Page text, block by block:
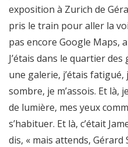
exposition à Zurich de
pris le train pour aller la
pas encore Google Maps,
J’étais dans le quartier des
une galerie, j’étais fatigué,
sombre, je m’assois. Et là,
de lumière, mes yeux
s’habituer. Et là, c’était
dis, « mais attends, Gérard